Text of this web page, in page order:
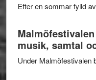
Efter en sommar fylld
musik, samtal
Under